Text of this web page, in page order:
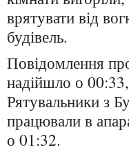
врятувати від
будівель.
Повідомлення
надійшло о
Рятувальники з
працювали в
о 01:32.